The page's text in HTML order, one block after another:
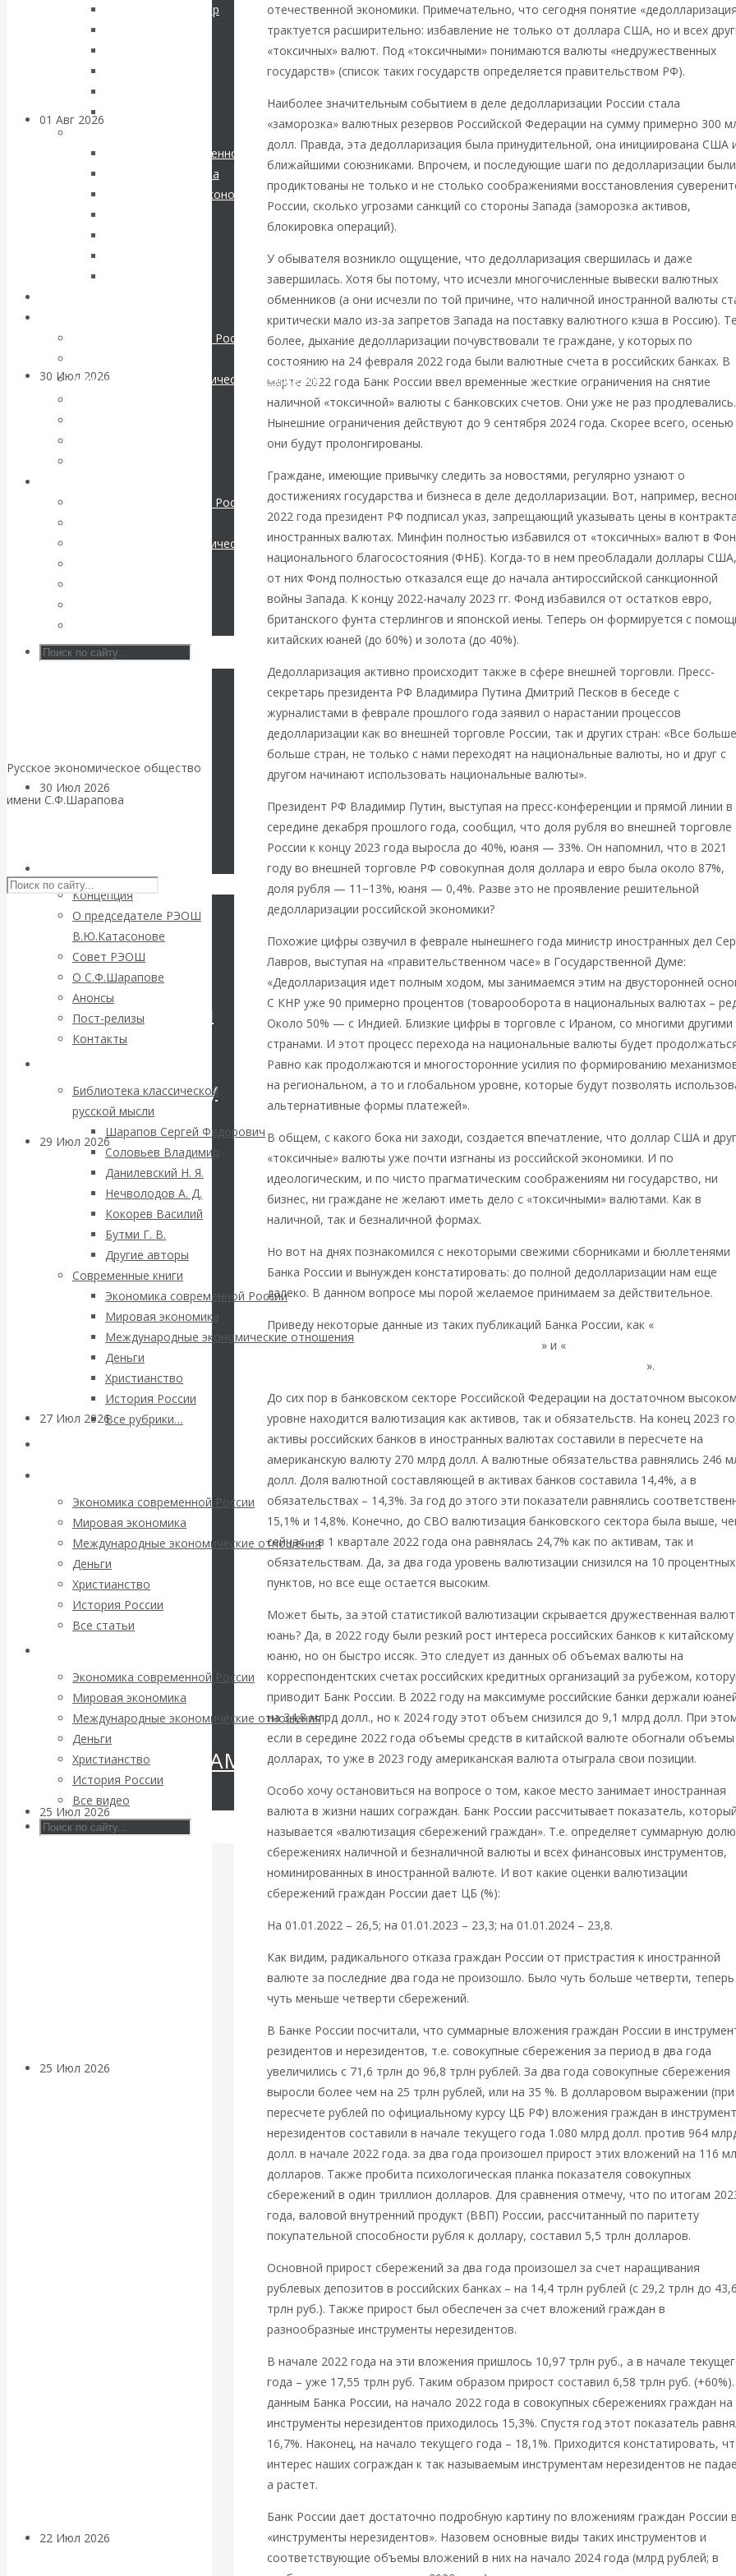
Соловьев Владимир
Экономика современной России
Мировая экономика
Международные экономические отношения
Экономика современной России
Международные экономические отношения
Экономика современной России
Международные экономические отношения
Русское экономическое общество
имени С.Ф.Шарапова
Концепция
О председателе РЭОШ
В.Ю.Катасонове
Совет РЭОШ
О С.Ф.Шарапове
Анонсы
Пост-релизы
Контакты
Библиотека классической
русской мысли
Шарапов Сергей Федорович
Соловьев Владимир
Данилевский Н. Я.
Нечволодов А. Д.
Кокорев Василий
Бутми Г. В.
Другие авторы
Современные книги
Экономика современной России
Мировая экономика
Международные экономические отношения
Деньги
Христианство
История России
Все рубрики…
Экономика современной России
Мировая экономика
Международные экономические отношения
Деньги
Христианство
История России
Все статьи
Экономика современной России
Мировая экономика
Международные экономические отношения
Деньги
Христианство
История России
Все видео
банковских
счетов
01 Авг 2026
ВАлентин
Катасонов.
Саммит НАТО в
Турции: Drang
30 Июл 2026
Валентин
Катасонов. Кто
определяет
погоду на
финансовых
рынках?
Минфины хотят
30 Июл 2026
экономика
Катасонов.
Искусственный
интеллект —
революционный
переход к
посткапитализму
29 Июл 2026Мировая
финансовая олигархия
Валентин
Катасонов.
«Мировые
ростовщики»:
вчера и сегодня
27 Июл 2026Мировая
КАтасонов.
«МЕТОД
ОТМЫВАНИЯ
ВЕДЁТ БОРЬБУ
КРИПТОВАЛЮТАМИ
25 Июл 2026Геополитика
25 Июл 2026
22 Июл 2026
отечественной экономики. Примечательно, что сегодня понятие
трактуется расширительно: избавление не только от доллара США, но и всех
«токсичных» валют. Под «токсичными» понимаются валюты «недружественных
государств» (список таких государств определяется правительством РФ).
Наиболее значительным событием в деле дедолларизации России стала
«заморозка» валютных резервов Российской Федерации на сумму примерно 300
долл. Правда, эта дедолларизация была принудительной, она инициирована США
ближайшими союзниками. Впрочем, и последующие шаги по дедолларизации были
продиктованы не только и не столько соображениями восстановления
России, сколько угрозами санкций со стороны Запада (заморозка активов,
блокировка операций).
У обывателя возникло ощущение, что дедолларизация свершилась и даже
завершилась. Хотя бы потому, что исчезли многочисленные вывески валютных
обменников (а они исчезли по той причине, что наличной иностранной валюты
критически мало из-за запретов Запада на поставку валютного кэша в Россию).
более, дыхание дедолларизации почувствовали те граждане, у которых по
состоянию на 24 февраля 2022 года были валютные счета в российских банках. В
марте 2022 года Банк России ввел временные жесткие ограничения на снятие
наличной «токсичной» валюты с банковских счетов. Они уже не раз продлевались.
Нынешние ограничения действуют до 9 сентября 2024 года. Скорее всего, осенью
они будут пролонгированы.
Граждане, имеющие привычку следить за новостями, регулярно узнают о
достижениях государства и бизнеса в деле дедолларизации. Вот, например,
2022 года президент РФ подписал указ, запрещающий указывать цены в
иностранных валютах. Минфин полностью избавился от «токсичных» валют в
национального благосостояния (ФНБ). Когда-то в нем преобладали доллары
от них Фонд полностью отказался еще до начала антироссийской санкционной
войны Запада. К концу 2022-началу 2023 гг. Фонд избавился от остатков евро,
британского фунта стерлингов и японской иены. Теперь он формируется с
китайских юаней (до 60%) и золота (до 40%).
Дедолларизация активно происходит также в сфере внешней торговли. Пресс-
секретарь президента РФ Владимира Путина Дмитрий Песков в беседе с
журналистами в феврале прошлого года заявил о нарастании процессов
дедолларизации как во внешней торговле России, так и других стран: «Все
больше стран, не только с нами переходят на национальные валюты, но и друг с
другом начинают использовать национальные валюты».
Президент РФ Владимир Путин, выступая на пресс-конференции и прямой линии в
середине декабря прошлого года, сообщил, что доля рубля во внешней торговле
России к концу 2023 года выросла до 40%, юаня — 33%. Он напомнил, что в 2021
году во внешней торговле РФ совокупная доля доллара и евро была около 87%,
доля рубля — 11−13%, юаня — 0,4%. Разве это не проявление решительной
дедолларизации российской экономики?
Похожие цифры озвучил в феврале нынешнего года министр иностранных дел
Лавров, выступая на «правительственном часе» в Государственной Думе:
«Дедолларизация идет полным ходом, мы занимаемся этим на двусторонней
С КНР уже 90 примерно процентов (товарооборота в национальных валютах –
Около 50% — с Индией. Близкие цифры в торговле с Ираном, со многими другими
странами. И этот процесс перехода на национальные валюты будет
Равно как продолжаются и многосторонние усилия по формированию
на региональном, а то и глобальном уровне, которые будут позволять
альтернативные формы платежей».
В общем, с какого бока ни заходи, создается впечатление, что доллар США и
«токсичные» валюты уже почти изгнаны из российской экономики. И по
идеологическим, и по чисто прагматическим соображениям ни государство, ни
бизнес, ни граждане не желают иметь дело с «токсичными» валютами. Как в
наличной, так и безналичной формах.
Но вот на днях познакомился с некоторыми свежими сборниками и бюллетенями
Банка России и вынужден констатировать: до полной дедолларизации нам еще
далеко. В данном вопросе мы порой желаемое принимаем за действительное.
Приведу некоторые данные из таких публикаций Банка России, как «
СЕКТОР. IV КВАРТАЛ 2023. Аналитический обзор » и «
».
До сих пор в банковском секторе Российской Федерации на достаточном высоком
уровне находится валютизация как активов, так и обязательств. На конец 2023
активы российских банков в иностранных валютах составили в пересчете на
американскую валюту 270 млрд долл. А валютные обязательства равнялись 246
долл. Доля валютной составляющей в активах банков составила 14,4%, а в
обязательствах – 14,3%. За год до этого эти показатели равнялись
15,1% и 14,8%. Конечно, до СВО валютизация банковского сектора была выше,
сейчас – в 1 квартале 2022 года она равнялась 24,7% как по активам, так и
обязательствам. Да, за два года уровень валютизации снизился на 10 процентных
пунктов, но все еще остается высоким.
Может быть, за этой статистикой валютизации скрывается дружественная
юань? Да, в 2022 году были резкий рост интереса российских банков к китайскому
юаню, но он быстро иссяк. Это следует из данных об объемах валюты на
корреспондентских счетах российских кредитных организаций за рубежом,
приводит Банк России. В 2022 году на максимуме российские банки держали
на 34,8 млрд долл., но к 2024 году этот объем снизился до 9,1 млрд долл. При
если в середине 2022 года объемы средств в китайской валюте обогнали объемы
долларах, то уже в 2023 году американская валюта отыграла свои позиции.
Особо хочу остановиться на вопросе о том, какое место занимает иностранная
валюта в жизни наших сограждан. Банк России рассчитывает показатель, который
называется «валютизация сбережений граждан». Т.е. определяет суммарную
сбережениях наличной и безналичной валюты и всех финансовых инструментов,
номинированных в иностранной валюте. И вот какие оценки валютизации
сбережений граждан России дает ЦБ (%):
На 01.01.2022 – 26,5; на 01.01.2023 – 23,3; на 01.01.2024 – 23,8.
Как видим, радикального отказа граждан России от пристрастия к иностранной
валюте за последние два года не произошло. Было чуть больше четверти, теперь
чуть меньше четверти сбережений.
В Банке России посчитали, что суммарные вложения граждан России в
резидентов и нерезидентов, т.е. совокупные сбережения за период в два года
увеличились с 71,6 трлн до 96,8 трлн рублей. За два года совокупные сбережения
выросли более чем на 25 трлн рублей, или на 35 %. В долларовом выражении (при
пересчете рублей по официальному курсу ЦБ РФ) вложения граждан в
нерезидентов составили в начале текущего года 1.080 млрд долл. против 964
долл. в начале 2022 года. за два года произошел прирост этих вложений на 116
долларов. Также пробита психологическая планка показателя совокупных
сбережений в один триллион долларов. Для сравнения отмечу, что по итогам
года, валовой внутренний продукт (ВВП) России, рассчитанный по паритету
покупательной способности рубля к доллару, составил 5,5 трлн долларов.
Основной прирост сбережений за два года произошел за счет наращивания
рублевых депозитов в российских банках – на 14,4 трлн рублей (с 29,2 трлн до 43,6
трлн руб.). Также прирост был обеспечен за счет вложений граждан в
разнообразные инструменты нерезидентов.
В начале 2022 года на эти вложения пришлось 10,97 трлн руб., а в начале
года – уже 17,55 трлн руб. Таким образом прирост составил 6,58 трлн руб.
данным Банка России, на начало 2022 года в совокупных сбережениях граждан на
инструменты нерезидентов приходилось 15,3%. Спустя год этот показатель
16,7%. Наконец, на начало текущего года – 18,1%. Приходится констатировать,
интерес наших сограждан к так называемым инструментам нерезидентов не
а растет.
Банк России дает достаточно подробную картину по вложениям граждан России в
«инструменты нерезидентов». Назовем основные виды таких инструментов и
соответствующие объемы вложений в них на начало 2024 года (млрд рублей; в